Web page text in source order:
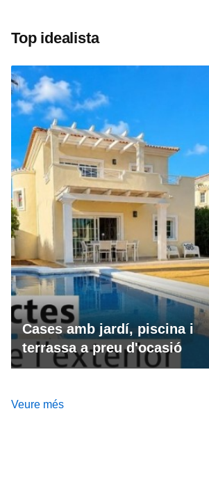
Top idealista
Cases amb jardí, piscina i
terrassa a preu d'ocasió
Veure més